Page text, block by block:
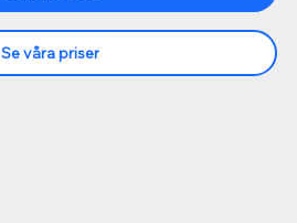
Se våra priser